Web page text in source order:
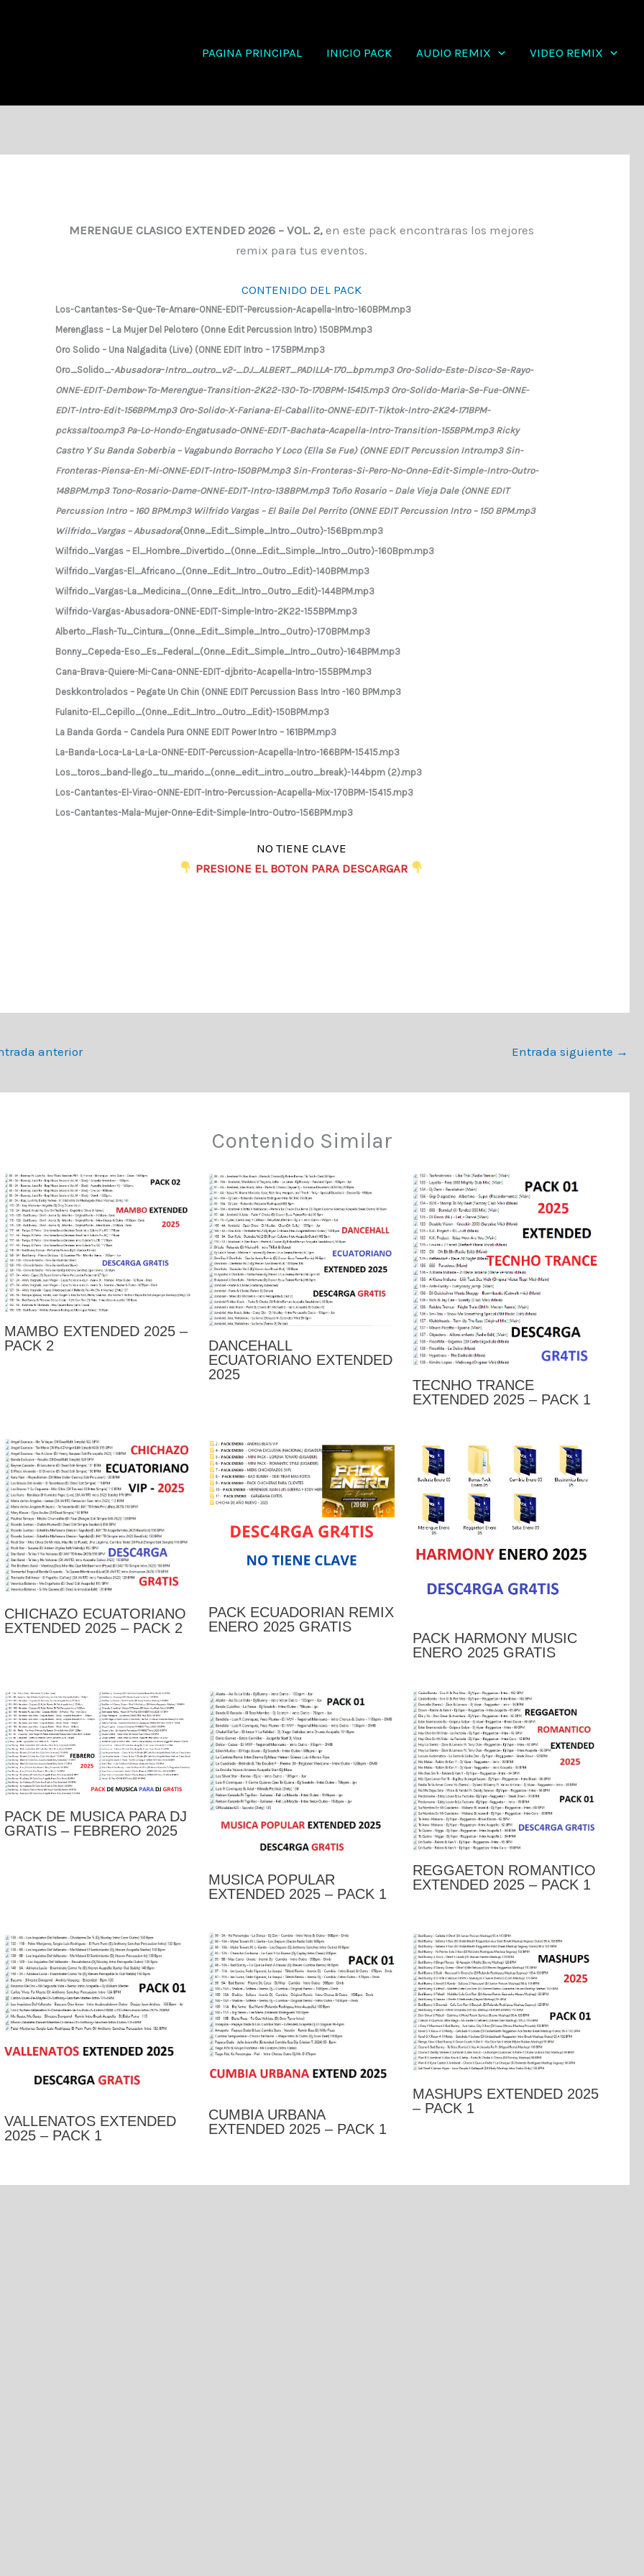
PAGINA PRINCIPAL INICIO PACK AUDIO REMIX VIDEO REMIX
MERENGUE CLASICO EXTENDED 2026 – VOL. 2,en este pack encontraras los mejores
remix para tus eventos.
CONTENIDO DEL PACK
Los-Cantantes-Se-Que-Te-Amare-ONNE-EDIT-Percussion-Acapella-Intro-160BPM.mp3
Merenglass – La Mujer Del Pelotero (Onne Edit Percussion Intro) 150BPM.mp3
Oro Solido – Una Nalgadita (Live) (ONNE EDIT Intro – 175BPM.mp3
Oro_Solido_-Abusadora–Intro_outro_v2-_DJ_ALBERT_PADILLA–170_bpm.mp3 Oro-Solido-Este-Disco-Se-Rayo-
ONNE-EDIT-Dembow-To-Merengue-Transition-2K22-130-To-170BPM-15415.mp3 Oro-Solido-Maria-Se-Fue-ONNE-
EDIT-Intro-Edit-156BPM.mp3 Oro-Solido-X-Fariana-El-Caballito-ONNE-EDIT-Tiktok-Intro-2K24-171BPM-
pckssaltoo.mp3 Pa-Lo-Hondo-Engatusado-ONNE-EDIT-Bachata-Acapella-Intro-Transition-155BPM.mp3 Ricky
Castro Y Su Banda Soberbia – Vagabundo Borracho Y Loco (Ella Se Fue) (ONNE EDIT Percussion Intro.mp3 Sin-
Fronteras-Piensa-En-Mi-ONNE-EDIT-Intro-150BPM.mp3 Sin-Fronteras-Si-Pero-No-Onne-Edit-Simple-Intro-Outro-
148BPM.mp3 Tono-Rosario-Dame-ONNE-EDIT-Intro-138BPM.mp3 Toño Rosario – Dale Vieja Dale (ONNE EDIT
Percussion Intro – 160 BPM.mp3 Wilfrido Vargas – El Baile Del Perrito (ONNE EDIT Percussion Intro – 150 BPM.mp3
Wilfrido_Vargas – Abusadora(Onne_Edit_Simple_Intro_Outro)-156Bpm.mp3
Wilfrido_Vargas – El_Hombre_Divertido_(Onne_Edit_Simple_Intro_Outro)-160Bpm.mp3
Wilfrido_Vargas-El_Africano_(Onne_Edit_Intro_Outro_Edit)-140BPM.mp3
Wilfrido_Vargas-La_Medicina_(Onne_Edit_Intro_Outro_Edit)-144BPM.mp3
Wilfrido-Vargas-Abusadora-ONNE-EDIT-Simple-Intro-2K22-155BPM.mp3
Alberto_Flash-Tu_Cintura_(Onne_Edit_Simple_Intro_Outro)-170BPM.mp3
Bonny_Cepeda-Eso_Es_Federal_(Onne_Edit_Simple_Intro_Outro)-164BPM.mp3
Cana-Brava-Quiere-Mi-Cana-ONNE-EDIT-djbrito-Acapella-Intro-155BPM.mp3
Deskkontrolados – Pegate Un Chin (ONNE EDIT Percussion Bass Intro -160 BPM.mp3
Fulanito-El_Cepillo_(Onne_Edit_Intro_Outro_Edit)-150BPM.mp3
La Banda Gorda – Candela Pura ONNE EDIT Power Intro – 161BPM.mp3
La-Banda-Loca-La-La-La-ONNE-EDIT-Percussion-Acapella-Intro-166BPM-15415.mp3
Los_toros_band-llego_tu_marido_(onne_edit_intro_outro_break)-144bpm (2).mp3
Los-Cantantes-El-Virao-ONNE-EDIT-Intro-Percussion-Acapella-Mix-170BPM-15415.mp3
Los-Cantantes-Mala-Mujer-Onne-Edit-Simple-Intro-Outro-156BPM.mp3
NO TIENE CLAVE
PRESIONE EL BOTON PARA DESCARGAR
anterior Entrada siguiente →
Contenido Similar
MAMBO EXTENDED 2025 –
PACK 2
DANCEHALL
ECUATORIANO EXTENDED
2025
TECNHO TRANCE
EXTENDED 2025 – PACK 1
CHICHAZO ECUATORIANO
EXTENDED 2025 – PACK 2
PACK ECUADORIAN REMIX
ENERO 2025 GRATIS
PACK HARMONY MUSIC
ENERO 2025 GRATIS
PACK DE MUSICA PARA DJ
GRATIS – FEBRERO 2025
MUSICA POPULAR
EXTENDED 2025 – PACK 1
REGGAETON ROMANTICO
EXTENDED 2025 – PACK 1
VALLENATOS EXTENDED
2025 – PACK 1
CUMBIA URBANA
EXTENDED 2025 – PACK 1
MASHUPS EXTENDED 2025
– PACK 1